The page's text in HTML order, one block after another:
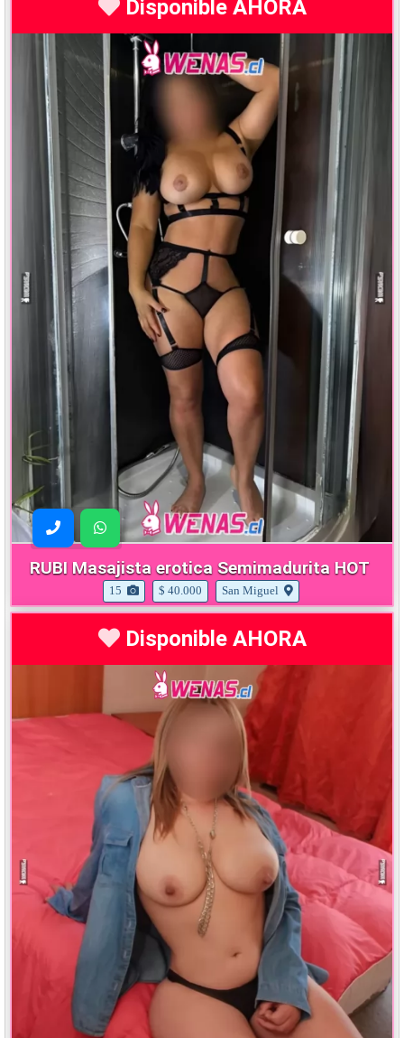
Disponible AHORA
RUBI Masajista erotica Semimadurita HOT
15 $ 40.000 San Miguel
Disponible AHORA